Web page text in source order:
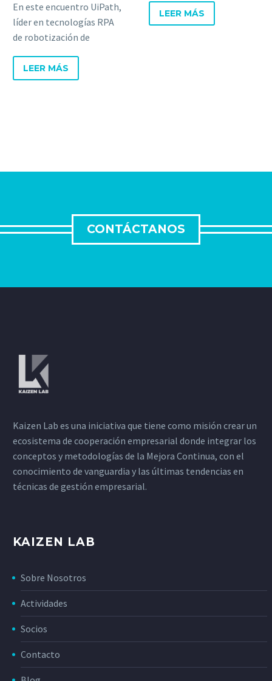
En este encuentro UiPath,
líder en tecnologías RPA
de robotización de
su visión respecto a la
automatización.
LEER MÁS
estrategia adecuada es
inferior a 6 meses.
LEER MÁS
CONTÁCTANOS
Kaizen Lab es una iniciativa que tiene como misión crear un
ecosistema de cooperación empresarial donde integrar los
conceptos y metodologías de la Mejora Continua, con el
conocimiento de vanguardia y las últimas tendencias en
técnicas de gestión empresarial.
KAIZEN LAB
Sobre Nosotros
Actividades
Socios
Contacto